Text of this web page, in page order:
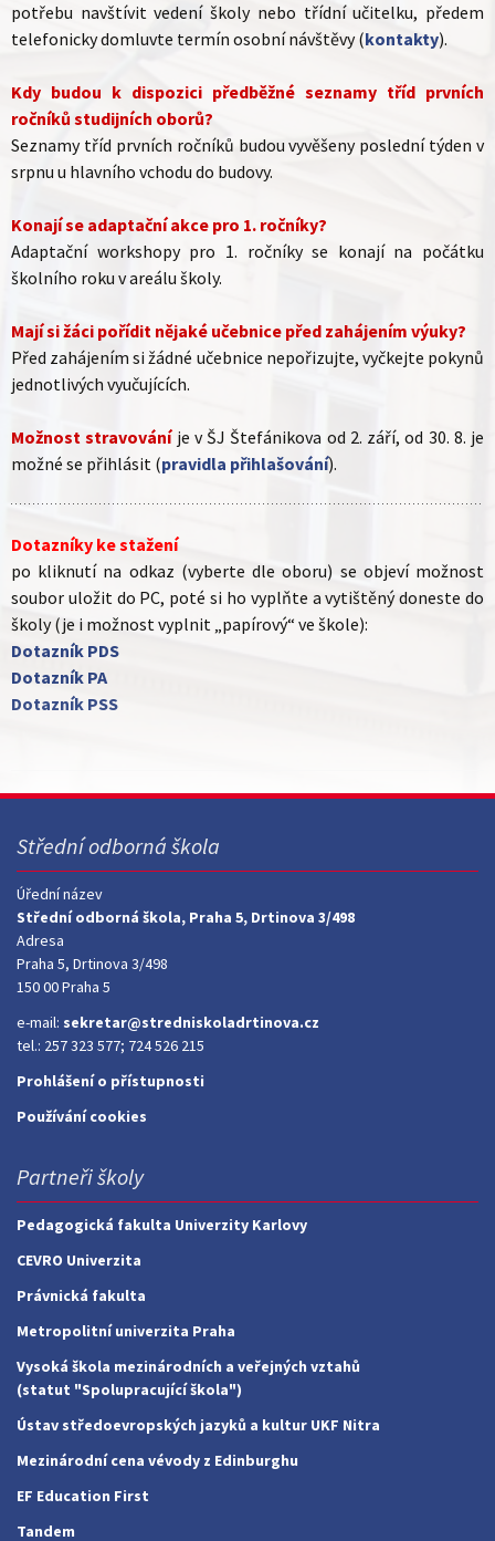
potřebu navštívit vedení školy nebo třídní učitelku, předem
telefonicky domluvte termín osobní návštěvy (kontakty).
Kdy budou k dispozici předběžné seznamy tříd prvních
ročníků studijních oborů?
Seznamy tříd prvních ročníků budou vyvěšeny poslední týden v
srpnu u hlavního vchodu do budovy.
Konají se adaptační akce pro 1. ročníky?
Adaptační workshopy pro 1. ročníky se konají na počátku
školního roku v areálu školy.
Mají si žáci pořídit nějaké učebnice před zahájením výuky?
Před zahájením si žádné učebnice nepořizujte, vyčkejte pokynů
jednotlivých vyučujících.
Možnost stravováníje v ŠJ Štefánikova od 2. září, od 30. 8. je
možné se přihlásit (pravidla přihlašování).
Dotazníky ke stažení
po kliknutí na odkaz (vyberte dle oboru) se objeví možnost
soubor uložit do PC, poté si ho vyplňte a vytištěný doneste do
školy (je i možnost vyplnit „papírový“ ve škole):
Dotazník PDS
Dotazník PA
Dotazník PSS
Střední odborná škola
Úřední název
Střední odborná škola, Praha 5, Drtinova 3/498
Adresa
Praha 5, Drtinova 3/498
150 00 Praha 5
e-mail: sekretar@stredniskoladrtinova.cz
tel.: 257 323 577; 724 526 215
Prohlášení o přístupnosti
Používání cookies
Partneři školy
Pedagogická fakulta Univerzity Karlovy
CEVRO Univerzita
Právnická fakulta
Metropolitní univerzita Praha
Vysoká škola mezinárodních a veřejných vztahů
(statut "Spolupracující škola")
Ústav středoevropských jazyků a kultur UKF Nitra
Mezinárodní cena vévody z Edinburghu
EF Education First
Tandem